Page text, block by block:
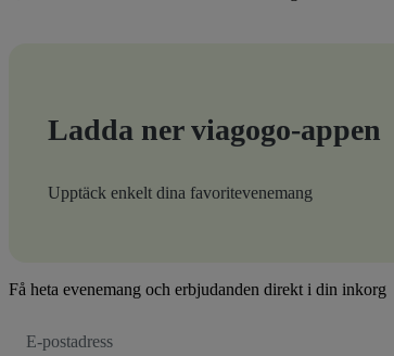
Ladda ner viagogo-appen
Upptäck enkelt dina favoritevenemang
Få heta evenemang och erbjudanden direkt i din inkorg
postadress